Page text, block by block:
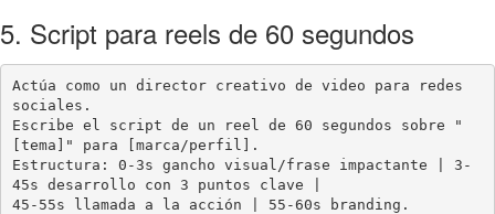
5. Script para reels de 60 segundos
Actúa como un director creativo de video para redes
sociales.
Escribe el script de un reel de 60 segundos sobre "
[tema]" para [marca/perfil].
Estructura: 0-3s gancho visual/frase impactante | 3-
45s desarrollo con 3 puntos clave |
45-55s llamada a la acción | 55-60s branding.